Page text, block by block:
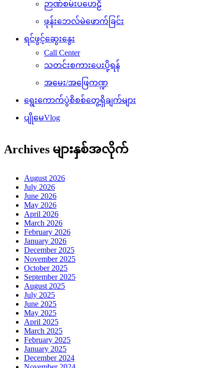
ဉာဏ်စမ်းပဟေဠိ
ဖုန်းဘေလ်မဲဖောက်ခြင်း
ရင်ဖွင့်ဆွေးနွေး
Call Center
သတင်းစကားပေးပို့ရန်
အမေး/အဖြေကဏ္ဍ
ရွေးကောက်ပွဲစိစစ်တွေ့ရှိချက်များ
ပျိုမေVlog
Archives များနှစ်အလိုက်
August 2026
July 2026
June 2026
May 2026
April 2026
March 2026
February 2026
January 2026
December 2025
November 2025
October 2025
September 2025
August 2025
July 2025
June 2025
May 2025
April 2025
March 2025
February 2025
January 2025
December 2024